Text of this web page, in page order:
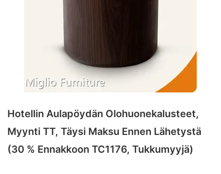
Hotellin Aulapöydän Olohuonekalusteet,
Myynti TT, Täysi Maksu Ennen Lähetystä
(30 % Ennakkoon TC1176, Tukkumyyjä)